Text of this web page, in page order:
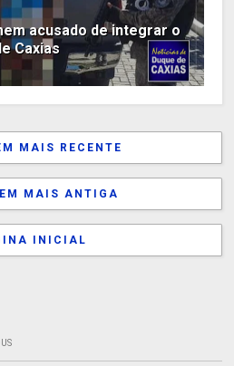
acusado de integrar o
Caxias
MAIS RECENTE
MAIS ANTIGA
INICIAL